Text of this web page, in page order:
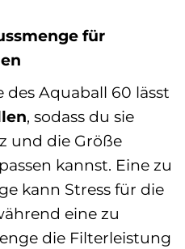
für
Aquaball 60 lässt
, sodass du sie
und die Größe
kannst. Eine zu
kann Stress für die
eine zu
die Filterleistung